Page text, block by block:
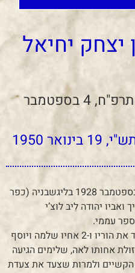
יצחק יחיאל
י"ט באלול תרפ"ח, 4 בספטמבר
1950
יצחק נולד בי”ט באלול תרפ”ח, 4 בספטמבר 1928 בליגשבניה (כפר
ואביו יהודה לֵיב לוצ’י
עממי.
בכבשן ההשמדה הנאצית הוא איבד את הוריו ו-2 אחיו שלמה ויוסף
אחותו לאה, שלימים הגיעה
ולמרות שצעד את צעדת